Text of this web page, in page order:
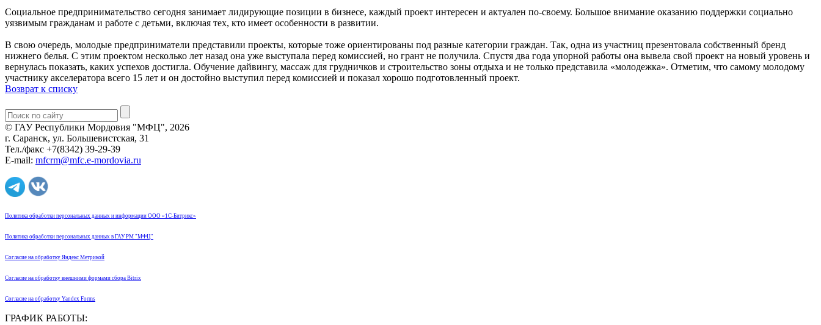
Социальное предпринимательство сегодня занимает лидирующие позиции в бизнесе, каждый проект интересен и актуален по-своему. Большое внимание оказанию поддержки социально
уязвимым гражданам и работе с детьми, включая тех, кто имеет особенности в развитии.
В свою очередь, молодые предприниматели представили проекты, которые тоже ориентированы под разные категории граждан. Так, одна из участниц презентовала собственный бренд
нижнего белья. С этим проектом несколько лет назад она уже выступала перед комиссией, но грант не получила. Спустя два года упорной работы она вывела свой проект на новый уровень и
вернулась показать, каких успехов достигла. Обучение дайвингу, массаж для грудничков и строительство зоны отдыха и не только представила «молодежка». Отметим, что самому молодому
участнику акселератора всего 15 лет и он достойно выступил перед комиссией и показал хорошо подготовленный проект.
Возврат к списку
© ГАУ Республики Мордовия "МФЦ", 2026
г. Саранск, ул. Большевистская, 31
Тел./факс +7(8342) 39-29-39
E-mail: mfcrm@mfc.e-mordovia.ru
Политика обработки персональных данных и информации ООО «1С-Битрикс»
Политика обработки персональных данных в ГАУ РМ "МФЦ"
Согласие на обработку Яндекс Метрикой
Согласие на обработку внешними формами сбора Bitrix
Согласие на обработку Yandex Forms
ГРАФИК РАБОТЫ: